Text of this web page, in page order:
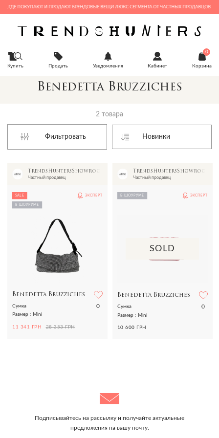
ГДЕ ПОКУПАЮТ И ПРОДАЮТ БРЕНДОВЫЕ ВЕЩИ ЛЮКС СЕГМЕНТА ОТ ЧАСТНЫХ ПРОДАВЦОВ И
Купить Продать Уведомления Кабинет
0
Корзина
Benedetta Bruzziches
2 товара
Фильтровать
TrendsHuntersShowroom
Частный продавец
SALE
В ШОУРУМЕ
ЭКСПЕРТ
Benedetta Bruzziches
0
Сумка
Размер : Mini
11 341 ГРН 28 353 ГРН
TrendsHuntersShowroom
Частный продавец
В ШОУРУМЕ ЭКСПЕРТ
SOLD
Benedetta Bruzziches
0
Сумка
Размер : Mini
10 600 ГРН
Подписывайтесь на рассылку и получайте актуальные
предложения на вашу почту.